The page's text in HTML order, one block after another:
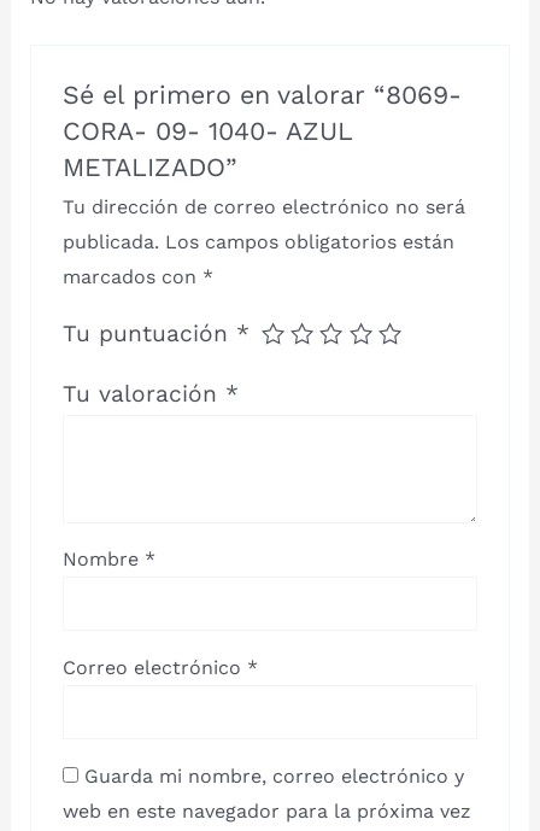
Sé el primero en valorar “8069-
CORA- 09- 1040- AZUL
METALIZADO”
Tu dirección de correo electrónico no será
publicada. Los campos obligatorios están
marcados con *
Tu puntuación *
Tu valoración *
Nombre *
Correo electrónico *
Guarda mi nombre, correo electrónico y
web en este navegador para la próxima vez